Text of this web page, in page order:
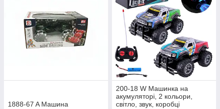
1888-67 A Машина
200-18 W Машинка на
акумуляторі, 2 кольори,
світло, звук, коробці